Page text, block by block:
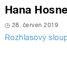
Hana
28. červen 2019
Rozhlasový